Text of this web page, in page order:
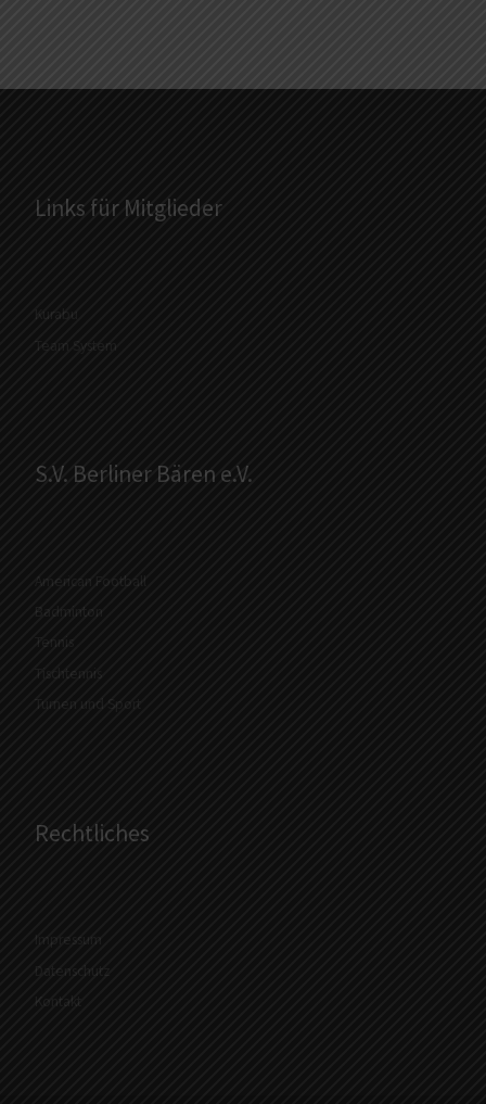
Links für Mitglieder
Kurabu
Team System
S.V. Berliner Bären e.V.
American Football
Badminton
Tennis
Tischtennis
Turnen und Sport
Rechtliches
Impressum
Datenschutz
Kontakt